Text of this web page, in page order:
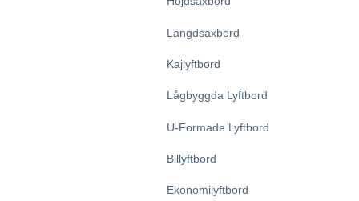
Längdsaxbord
Kajlyftbord
Lågbyggda Lyftbord
U-Formade Lyftbord
Billyftbord
Ekonomilyftbord